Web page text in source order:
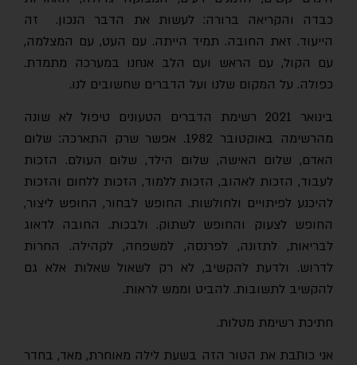
כבדה והקריאה ברורה: לעשות את הדבר הנכון. זה
הייעוד. זאת החובה. תמיד הייתה. עם העט, עם המצלמה,
עם הקול, עם הראש ועם הלב אנחנו במערכה מתמדת.
כפולה. על המקום שלנו ועל הדברים שחשובים לנו.
בינואר 2021 רשימת הדברים הטעונים טיפול לא שונה
מהרשימה באוקטובר 1982. אפשר שרק התארכה: שלום
האדם, שלום האישה, שלום הילד, שלום העולם. הזכות
לעבוד, הזכות לאהוב, הזכות ללמוד, הזכות ללחום והזכות
להיכנע לפיתויים ולחולשות. החופש לבחור, החופש ליצור,
החופש לצעוק והחופש לשתוק. ולבכות. החובה לדאוג
לבריאות, לתזונה, לפרנסה, למשפחה, לקהילה. החרות
לדרוש. ולדעת להקשיב, לא רק לשאול שאלות אלא גם
להקשיב לתשובות. להביט וממש לראות.
חתיכת רשימת מטלות.
אני כותבת את הטור הזה בשעת לילה מאוחרת, מאד, בחדר